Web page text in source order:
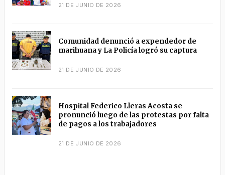
21 DE JUNIO DE 2026
Comunidad denunció a expendedor de
marihuana y La Policía logró su captura
21 DE JUNIO DE 2026
Hospital Federico Lleras Acosta se
pronunció luego de las protestas por falta
de pagos a los trabajadores
21 DE JUNIO DE 2026